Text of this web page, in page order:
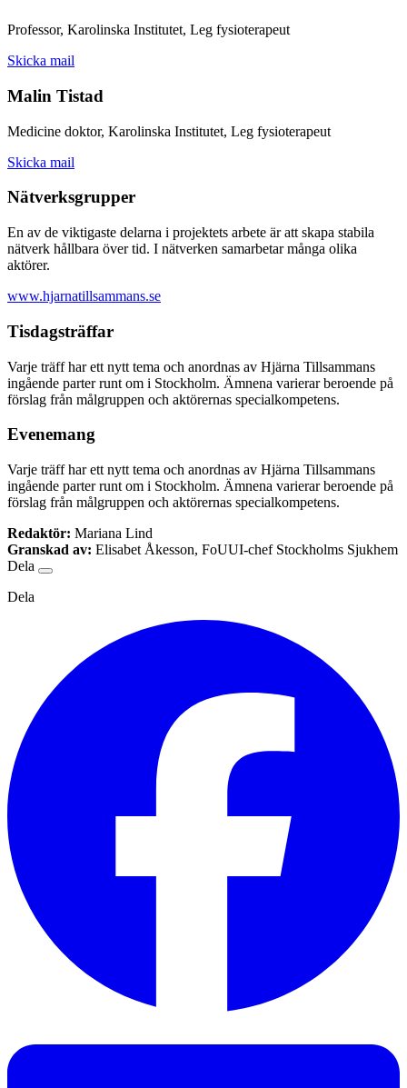
Professor, Karolinska Institutet, Leg fysioterapeut
Skicka mail
Malin Tistad
Medicine doktor, Karolinska Institutet, Leg fysioterapeut
Skicka mail
Nätverksgrupper
En av de viktigaste delarna i projektets arbete är att skapa stabila
nätverk hållbara över tid. I nätverken samarbetar många olika
aktörer.
www.hjarnatillsammans.se
Tisdagsträffar
Varje träff har ett nytt tema och anordnas av Hjärna Tillsammans
ingående parter runt om i Stockholm. Ämnena varierar beroende på
förslag från målgruppen och aktörernas specialkompetens.
Evenemang
Varje träff har ett nytt tema och anordnas av Hjärna Tillsammans
ingående parter runt om i Stockholm. Ämnena varierar beroende på
förslag från målgruppen och aktörernas specialkompetens.
Redaktör: Mariana Lind
Granskad av: Elisabet Åkesson, FoUUI-chef Stockholms Sjukhem
Dela
Dela